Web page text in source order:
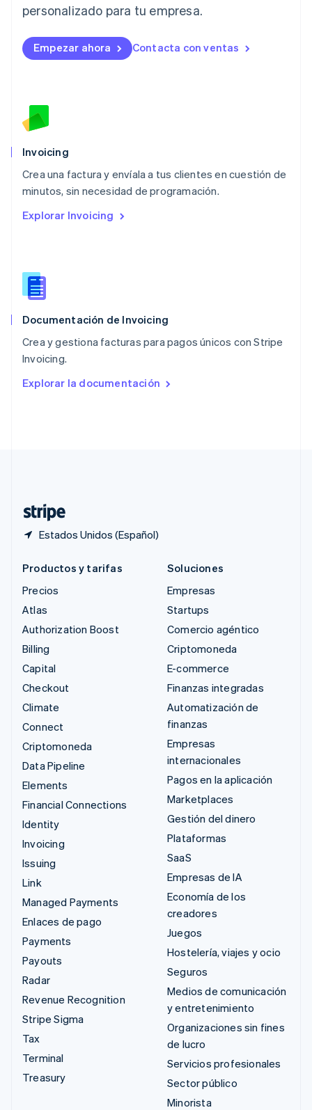
personalizado para tu empresa.
Empezar ahora Contacta con ventas
Invoicing
Crea una factura y envíala a tus clientes en cuestión de
minutos, sin necesidad de programación.
Explorar Invoicing
Documentación de Invoicing
Crea y gestiona facturas para pagos únicos con Stripe
Invoicing.
Explorar la documentación
Estados Unidos (Español)
Lituania
Luxemburgo
FrançaisDeutschEnglish
Malasia
English
México
Noruega
English
Nueva Zelandia
English
NederlandsEnglish
Português
RAE de Hong Kong, China
Reino Unido
República Checa
English
English
Productos y tarifas
Precios
Atlas
Authorization Boost
Billing
Capital
Checkout
Climate
Connect
Criptomoneda
Data Pipeline
Elements
Financial Connections
Identity
Invoicing
Issuing
Link
Managed Payments
Enlaces de pago
Payments
Payouts
Radar
Revenue Recognition
Stripe Sigma
Tax
Terminal
Treasury
Soluciones
Empresas
Startups
Comercio agéntico
Criptomoneda
E-commerce
Finanzas integradas
Automatización de
finanzas
Empresas
internacionales
Pagos en la aplicación
Marketplaces
Gestión del dinero
Plataformas
SaaS
Empresas de IA
Economía de los
creadores
Juegos
Hostelería, viajes y ocio
Seguros
Medios de comunicación
y entretenimiento
Organizaciones sin fines
de lucro
Servicios profesionales
Sector público
Minorista